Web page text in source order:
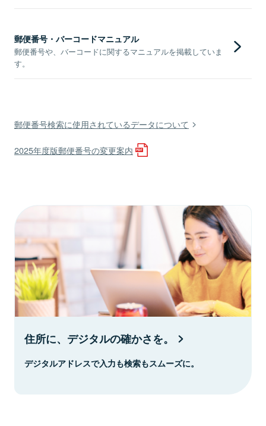
郵便番号・バーコードマニュアル
郵便番号や、バーコードに関するマニュアルを掲載していま
す。
郵便番号検索に使用されているデータについて
2025年度版郵便番号の変更案内
住所に、デジタルの確かさを。
デジタルアドレスで入力も検索もスムーズに。